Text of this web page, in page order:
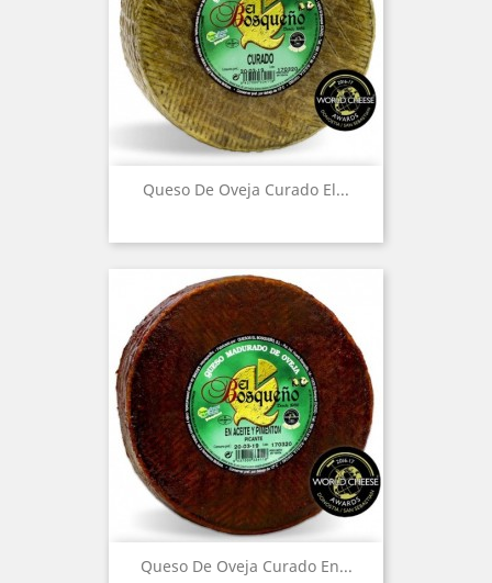
Queso De Oveja Curado El...
Queso De Oveja Curado En...